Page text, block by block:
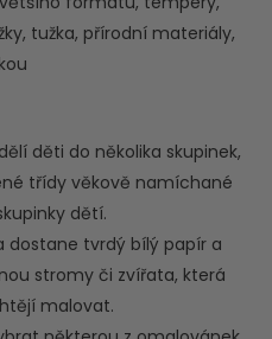
tužka, přírodní materiály,
děti do několika skupinek,
třídy věkově namíchané
dětí.
dostane tvrdý bílý papír a
stromy či zvířata, která
malovat.